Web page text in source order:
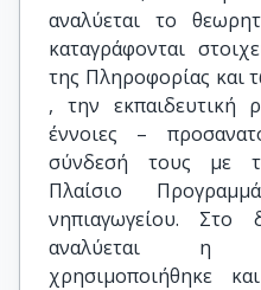
αναλύεται το
καταγράφονται
της Πληροφορίας και
, την εκπαιδευτική
έννοιες –
σύνδεσή τους με
Πλαίσιο
νηπιαγωγείου. Στο
αναλύεται η
χρησιμοποιήθηκε